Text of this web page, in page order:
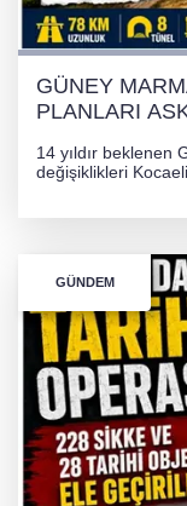
GÜNEY
PLANLARI
14 yıldır beklenen
değişiklikleri
GÜNDEM